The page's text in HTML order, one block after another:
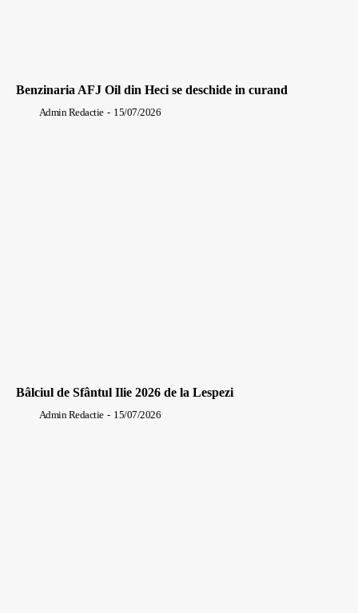
Benzinaria AFJ Oil din Heci se deschide in curand
Admin Redactie - 15/07/2026
Bâlciul de Sfântul Ilie 2026 de la Lespezi
Admin Redactie - 15/07/2026